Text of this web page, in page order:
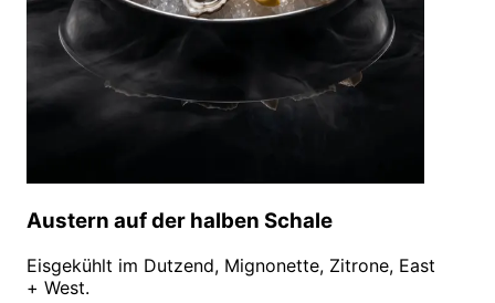
Austern auf der halben Schale
Eisgekühlt im Dutzend, Mignonette, Zitrone, East
+ West.